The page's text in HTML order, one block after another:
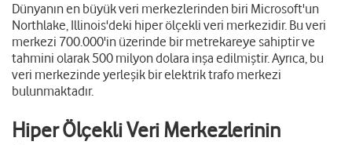
Dünyanın en büyük veri merkezlerinden biri Microsoft'un
Northlake, Illinois'deki hiper ölçekli veri merkezidir. Bu veri
merkezi 700.000'in üzerinde bir metrekareye sahiptir ve
tahmini olarak 500 milyon dolara inşa edilmiştir. Ayrıca, bu
veri merkezinde yerleşik bir elektrik trafo merkezi
bulunmaktadır.
Hiper Ölçekli Veri Merkezlerinin